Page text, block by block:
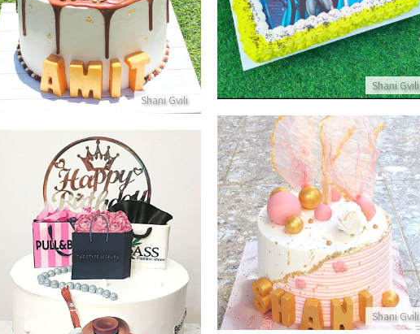
Shani Gvili
פרטים נוספים
Shani Gvili
פרטים נוספים
Shani Gvili
עוגה מעוצבת לאשה
פרטים נוספים
עוגת מותגים
פרטים נוספים